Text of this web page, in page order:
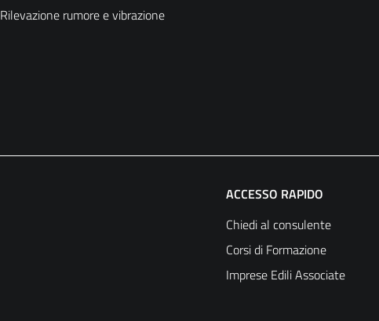
Rilevazione rumore e vibrazione
ACCESSO RAPIDO
Chiedi al consulente
Corsi di Formazione
Imprese Edili Associate